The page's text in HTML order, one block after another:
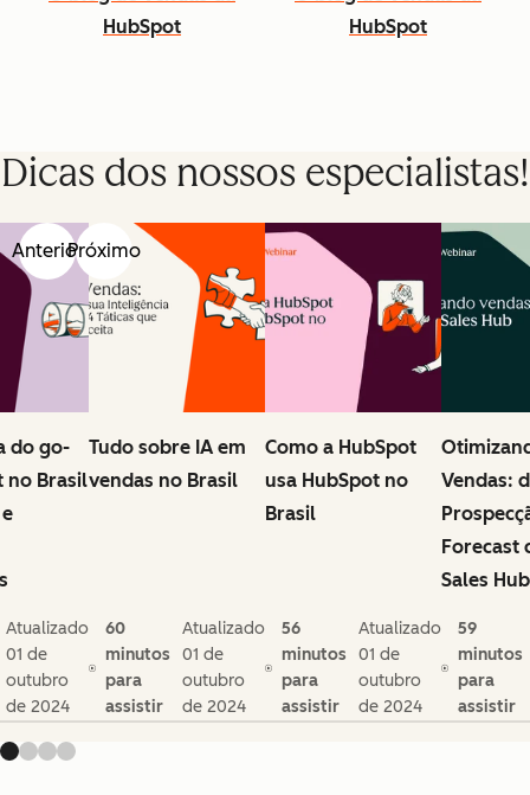
HubSpot
HubSpot
Dicas dos nossos especialistas!
AnteriorPróximo
do go-
no Brasil
Atualizado
01 de
outubro
de 2024
Tudo sobre IA em
vendas no Brasil
60
minutos
para
assistir
Atualizado
01 de
outubro
de 2024
Como a HubSpot
usa HubSpot no
Brasil
56
minutos
para
assistir
Atualizado
01 de
outubro
de 2024
Vendas:
Forecast
Sales Hub
59
minutos
para
assistir